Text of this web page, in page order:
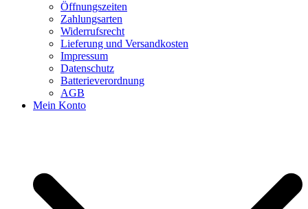
Öffnungszeiten
Zahlungsarten
Widerrufsrecht
Lieferung und Versandkosten
Impressum
Datenschutz
Batterieverordnung
AGB
Mein Konto